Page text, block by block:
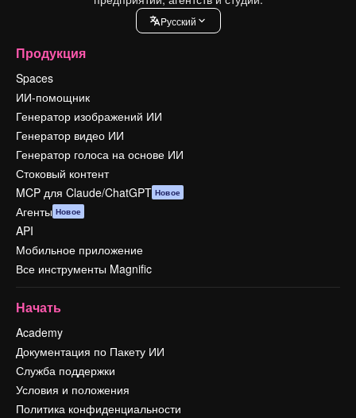
Pусский
Продукция
Spaces
ИИ-помощник
Генератор изображений ИИ
Генератор видео ИИ
Генератор голоса на основе ИИ
Стоковый контент
MCP для Claude/ChatGPT Новое
Агенты Новое
API
Мобильное приложение
Все инструменты Magnific
Начать
Academy
Документация по Пакету ИИ
Служба поддержки
Условия и положения
Политика конфиденциальности